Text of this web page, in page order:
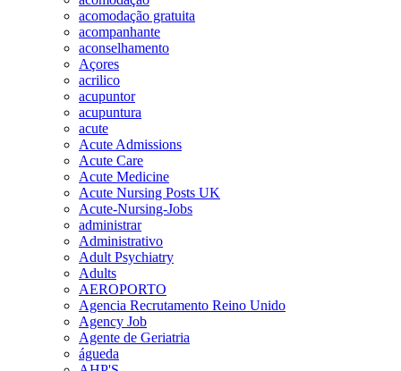
acomodação gratuita
acompanhante
aconselhamento
Açores
acrilico
acupuntor
acupuntura
acute
Acute Admissions
Acute Care
Acute Medicine
Acute Nursing Posts UK
Acute-Nursing-Jobs
administrar
Administrativo
Adult Psychiatry
Adults
AEROPORTO
Agencia Recrutamento Reino Unido
Agency Job
Agente de Geriatria
águeda